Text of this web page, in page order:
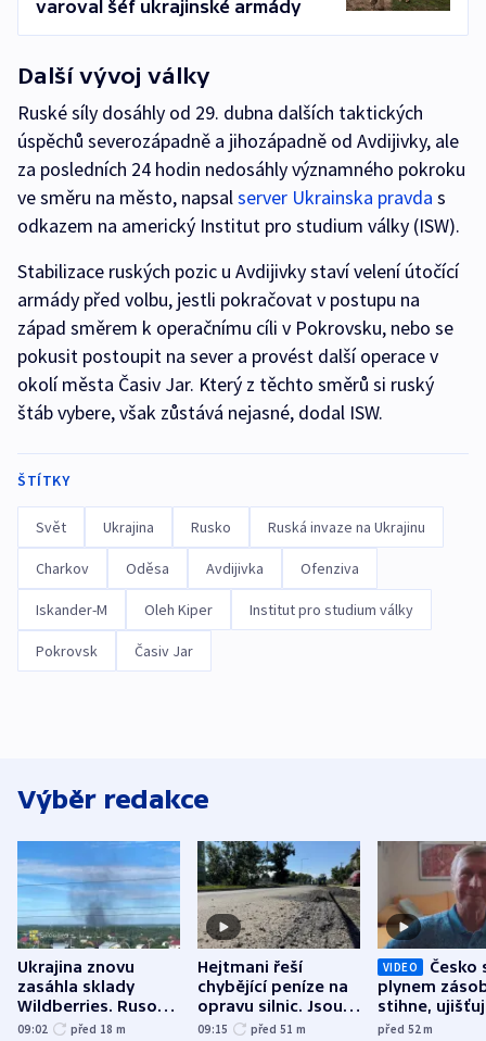
varoval šéf ukrajinské armády
Další vývoj války
Ruské síly dosáhly od 29. dubna dalších taktických
úspěchů severozápadně a jihozápadně od Avdijivky, ale
za posledních 24 hodin nedosáhly významného pokroku
ve směru na město, napsalserver Ukrainska pravda s
odkazem na americký Institut pro studium války (ISW).
Stabilizace ruských pozic u Avdijivky staví velení útočící
armády před volbu, jestli pokračovat v postupu na
západ směrem k operačnímu cíli v Pokrovsku, nebo se
pokusit postoupit na sever a provést další operace v
okolí města Časiv Jar. Který z těchto směrů si ruský
štáb vybere, však zůstává nejasné, dodal ISW.
ŠTÍTKY
Svět Ukrajina Rusko Ruská invaze na Ukrajinu
Charkov Oděsa Avdijivka Ofenziva
Iskander-M Oleh Kiper Institut pro studium války
Pokrovsk Časiv Jar
Výběr redakce
Ukrajina znovu
zasáhla sklady
Wildberries. Rusové
útočili v Charkovské
09:02 před 18 m
Hejtmani řeší
chybějící peníze na
opravu silnic. Jsou
nenárokové, namítá
09:15 před 51 m
VIDEO
Česko
plynem
stihne,
expert.
před 52m